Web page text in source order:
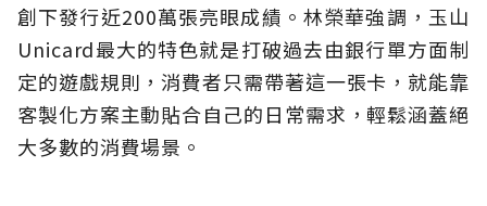
創下發行近200萬張亮眼成績。林榮華強調，玉山
Unicard最大的特色就是打破過去由銀行單方面制
定的遊戲規則，消費者只需帶著這一張卡，就能靠
客製化方案主動貼合自己的日常需求，輕鬆涵蓋絕
大多數的消費場景。